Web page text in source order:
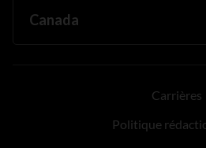
Carrières
Politique